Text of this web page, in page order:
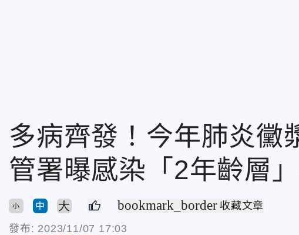
多病齊發！今年肺炎
管署曝感染「2年齡層
小 中 大 bookmark_border 收藏文章
發布: 2023/11/07 17:03